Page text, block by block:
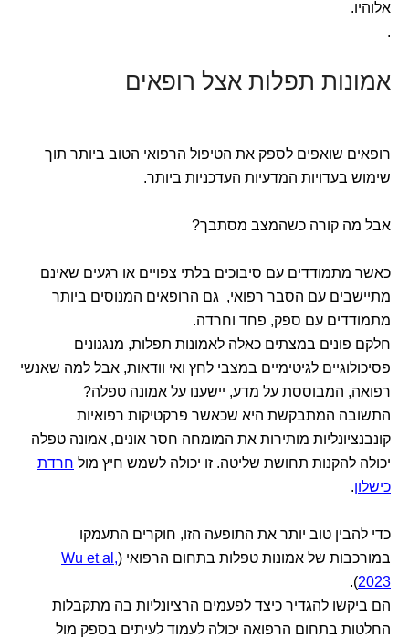
אלוהיו.
.
אמונות תפלות אצל רופאים
רופאים שואפים לספק את הטיפול הרפואי הטוב ביותר תוך
שימוש בעדויות המדעיות העדכניות ביותר.
אבל מה קורה כשהמצב מסתבך?
כאשר מתמודדים עם סיבוכים בלתי צפויים או רגעים שאינם
מתיישבים עם הסבר רפואי, גם הרופאים המנוסים ביותר
מתמודדים עם ספק, פחד וחרדה.
חלקם פונים במצתים כאלה לאמונות תפלות, מנגנונים
פסיכולוגיים לגיטימיים במצבי לחץ ואי וודאות, אבל למה שאנשי
רפואה, המבוססת על מדע, יישענו על אמונה טפלה?
התשובה המתבקשת היא שכאשר פרקטיקות רפואיות
קונבנציונליות מותירות את המומחה חסר אונים, אמונה טפלה
יכולה להקנות תחושת שליטה. זו יכולה לשמש חיץ מול חרדת
כישלון.
כדי להבין טוב יותר את התופעה הזו, חוקרים התעמקו
במורכבות של אמונות טפלות בתחום הרפואי (Wu et al,
2023
).
הם ביקשו להגדיר כיצד לפעמים הרציונליות בה מתקבלות
החלטות בתחום הרפואה יכולה לעמוד לעיתים בספק מול